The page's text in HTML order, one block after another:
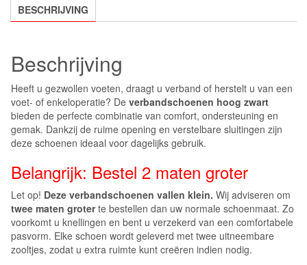
BESCHRIJVING
Beschrijving
Heeft u gezwollen voeten, draagt u verband of herstelt u van een
voet- of enkeloperatie? De verbandschoenen hoog zwart
bieden de perfecte combinatie van comfort, ondersteuning en
gemak. Dankzij de ruime opening en verstelbare sluitingen zijn
deze schoenen ideaal voor dagelijks gebruik.
Belangrijk: Bestel 2 maten groter
Let op! Deze verbandschoenen vallen klein. Wij adviseren om
twee maten groterte bestellen dan uw normale schoenmaat. Zo
voorkomt u knellingen en bent u verzekerd van een comfortabele
pasvorm. Elke schoen wordt geleverd met twee uitneembare
zooltjes, zodat u extra ruimte kunt creëren indien nodig.